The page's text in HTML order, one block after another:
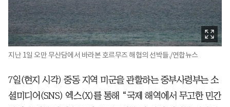
지난 1일 오만 무산담에서 바라본 호르무즈 해협의 선박들./연합뉴스
7일(현지 시각) 중동 지역 미군을 관할하는 중부사령부는 소
셜미디어(SNS) 엑스(X)를 통해 “국제 해역에서 무고한 민간